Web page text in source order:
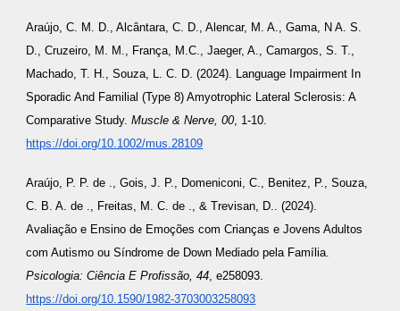
Araújo, C. M. D., Alcântara, C. D., Alencar, M. A., Gama, N A. S.
D., Cruzeiro, M. M., França, M.C., Jaeger, A., Camargos, S. T.,
Machado, T. H., Souza, L. C. D. (2024). Language Impairment In
Sporadic And Familial (Type 8) Amyotrophic Lateral Sclerosis: A
Comparative Study.Muscle & Nerve, 00, 1-10.
https://doi.org/10.1002/mus.28109
Araújo, P. P. de ., Gois, J. P., Domeniconi, C., Benitez, P., Souza,
C. B. A. de ., Freitas, M. C. de ., & Trevisan, D.. (2024).
Avaliação e Ensino de Emoções com Crianças e Jovens Adultos
com Autismo ou Síndrome de Down Mediado pela Família.
Psicologia: Ciência E Profissão, 44, e258093.
https://doi.org/10.1590/1982-3703003258093